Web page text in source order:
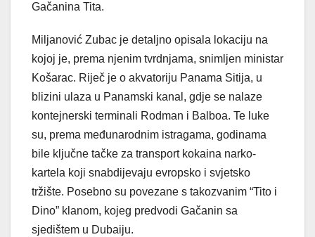
Gačanina Tita.
Miljanović Zubac je detaljno opisala lokaciju na
kojoj je, prema njenim tvrdnjama, snimljen ministar
Košarac. Riječ je o akvatoriju Panama Sitija, u
blizini ulaza u Panamski kanal, gdje se nalaze
kontejnerski terminali Rodman i Balboa. Te luke
su, prema međunarodnim istragama, godinama
bile ključne tačke za transport kokaina narko-
kartela koji snabdijevaju evropsko i svjetsko
tržište. Posebno su povezane s takozvanim “Tito i
Dino” klanom, kojeg predvodi Gačanin sa
sjedištem u Dubaiju.